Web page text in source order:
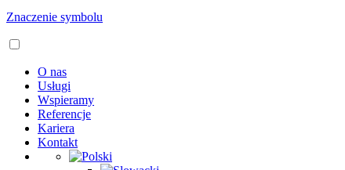
Znaczenie symbolu
O nas
Usługi
Wspieramy
Referencje
Kariera
Kontakt